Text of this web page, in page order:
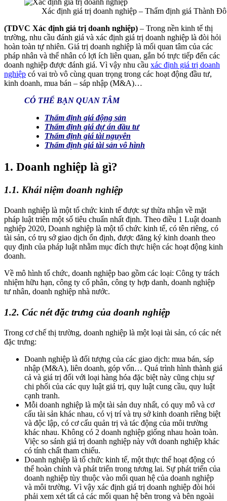
Xác định giá trị doanh nghiệp – Thẩm định giá Thành Đô
(TDVC Xác định giá trị doanh nghiệp) – Trong nền kinh tế thị
trường, nhu cầu đánh giá và xác định giá trị doanh nghiệp là đòi hỏi
hoàn toàn tự nhiên. Giá trị doanh nghiệp là mối quan tâm của các
pháp nhân và thể nhân có lợi ích liên quan, gắn bó trực tiếp đến các
doanh nghiệp được đánh giá. Vì vậy nhu cầu xác định giá trị doanh
nghiệp có vai trò vô cùng quan trọng trong các hoạt động đầu tư,
kinh doanh, mua bán – sáp nhập (M&A)…
CÓ THỂ BẠN QUAN TÂM
Thẩm định giá động sản
Thẩm định giá dự án đầu tư
Thẩm định giá tài nguyên
Thẩm định giá tài sản vô hình
1. Doanh nghiệp là gì?
1.1. Khái niệm doanh nghiệp
Doanh nghiệp là một tổ chức kinh tế được sự thừa nhận về mặt
pháp luật triên một số tiêu chuẩn nhất định. Theo điều 1 Luật doanh
nghiệp 2020, Doanh nghiệp là một tổ chức kinh tế, có tên riêng, có
tài sản, có trụ sở giao dịch ổn định, được đăng ký kinh doanh theo
quy định của pháp luật nhằm mục đích thực hiện các hoạt động kinh
doanh.
Về mô hình tổ chức, doanh nghiệp bao gồm các loại: Công ty trách
nhiệm hữu hạn, công ty cổ phân, công ty hợp danh, doanh nghiệp
tư nhân, doanh nghiệp nhà nước.
1.2. Các nét đặc trưng của doanh nghiệp
Trong cơ chế thị trường, doanh nghiệp là một loại tài sản, có các nét
đặc trưng:
Doanh nghiệp là đối tượng của các giao dịch: mua bán, sáp
nhập (M&A), liên doanh, góp vốn… Quá trình hình thành giá
cả và giá trị đối với loại hàng hóa đặc biệt này cũng chịu sự
chi phối của các quy luật giá trị, quy luật cung cầu, quy luật
cạnh tranh.
Mỗi doanh nghiệp là một tài sản duy nhất, có quy mô và cơ
cấu tài sản khác nhau, có vị trí và trụ sở kinh doanh riêng biệt
và độc lập, có cơ cấu quản trị và tác động của môi trường
khác nhau. Không có 2 doanh nghiệp giống nhau hoàn toàn.
Việc so sánh giá trị doanh nghiệp này với doanh nghiệp khác
có tính chất tham chiếu.
Doanh nghiệp là tổ chức kinh tế, một thực thể hoạt động có
thể hoàn chỉnh và phát triển trong tương lai. Sự phát triển của
doanh nghiệp tùy thuộc vào mối quan hệ của doanh nghiệp
và môi trường. Vì vậy xác định giá trị doanh nghiệp đòi hỏi
phải xem xét tất cả các mối quan hệ bên trong và bên ngoài